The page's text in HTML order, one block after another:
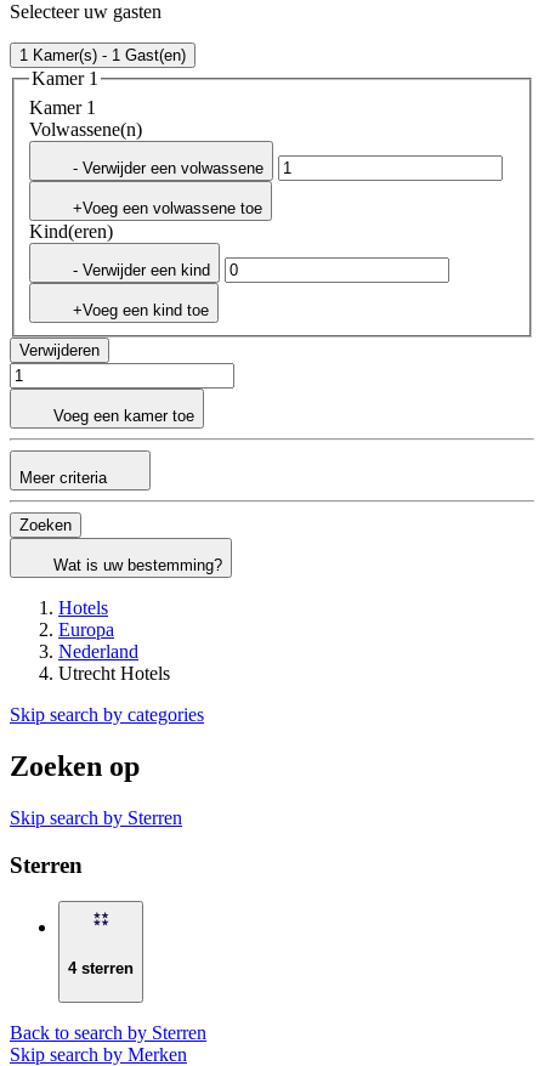
Selecteer uw gasten
1 Kamer(s) - 1 Gast(en)
Kamer 1
Kamer 1
Volwassene(n)
- Verwijder een volwassene
+Voeg een volwassene toe
Kind(eren)
- Verwijder een kind
+Voeg een kind toe
Verwijderen
Voeg een kamer toe
Meer criteria
Zoeken
Wat is uw bestemming?
Hotels
Europa
Nederland
Utrecht Hotels
Skip search by categories
Zoeken op
Skip search by Sterren
Sterren
4 sterren
Back to search by Sterren
Skip search by Merken